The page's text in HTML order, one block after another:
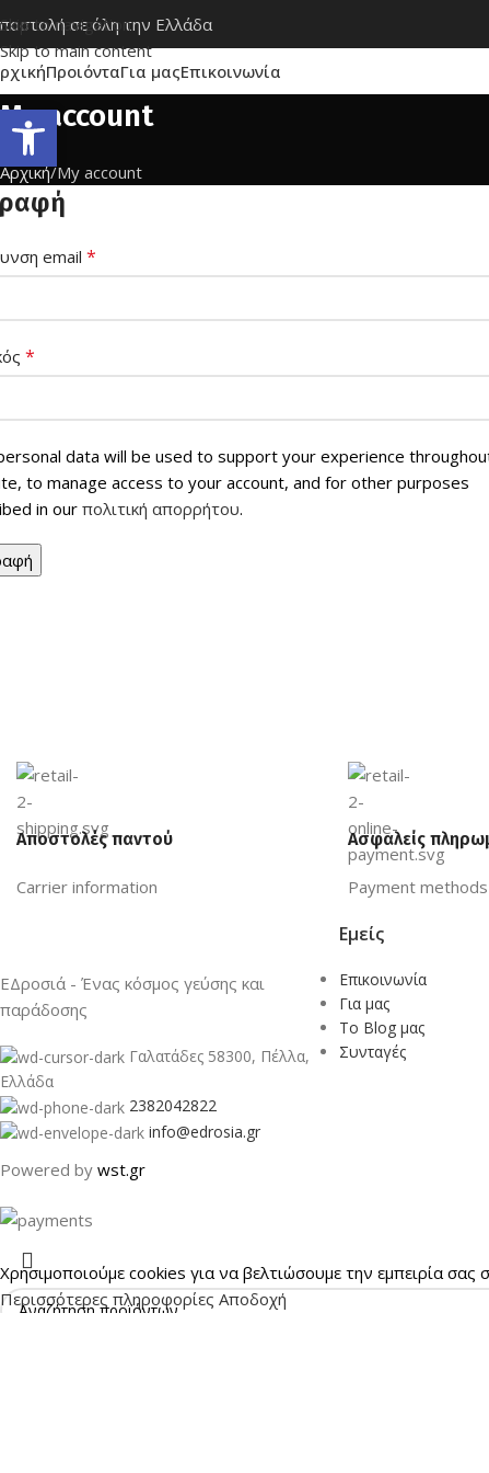
Skip to navigation
Skip to main content
σε όλη την Ελλάδα
ΠροιόνταΓια μαςΕπικοινωνία
My account
Αρχική My account
email *
*
data will be used to support your experience
to manage access to your account, and for other purposes
in our πολιτική απορρήτου.
Αποστολές παντού
Carrier information
Ασφαλείς
Payment methods
ΕΔροσιά - Ένας κόσμος γεύσης και
παράδοσης
Γαλατάδες 58300, Πέλλα,
Ελλάδα
2382042822
info@edrosia.gr
Εμείς
Επικοινωνία
Για μας
Το Blog μας
Συνταγές
Powered by wst.gr
Χρησιμοποιούμε cookies για να βελτιώσουμε την εμπειρία σας
Περισσότερες πληροφορίες Αποδοχή
Ανοίξτε τη γραμμή εργαλείων